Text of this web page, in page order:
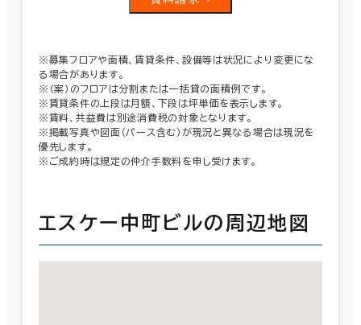
※募集フロアや面積、賃貸条件、設備等は状況により変更にな
る場合があります。
※（案）のフロアは分割または一括貸の面積例です。
※賃貸条件の上段は月額、下段は坪単価を表示します。
※賃料、共益費は別途消費税の対象となります。
※掲載写真や図面（パース含む）が現況と異なる場合は現況を
優先します。
※ご成約時は規定の仲介手数料を申し受けます。
エスケー中町ビルの周辺地図